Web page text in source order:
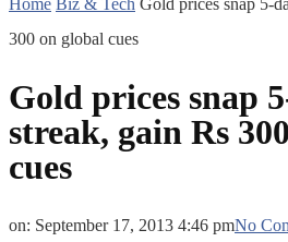
Home Biz & Tech Gold prices snap 5-
300 on global cues
Gold prices snap
streak, gain Rs
cues
on: September 17, 2013 4:46 pmNo